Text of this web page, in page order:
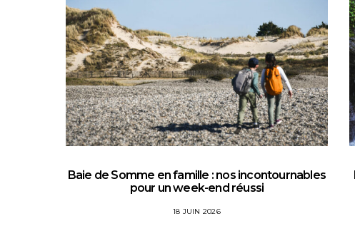
Baie de Somme en famille : nos incontournables
pour un week-end réussi
18 JUIN 2026